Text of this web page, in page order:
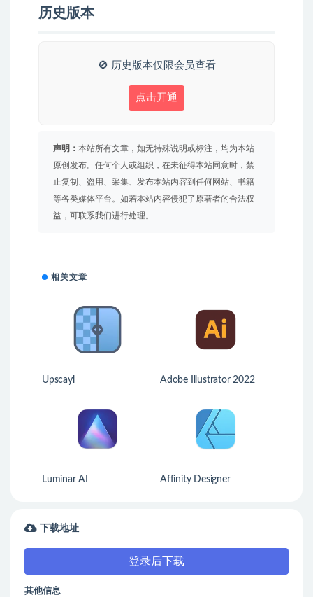
历史版本
🚫 历史版本仅限会员查看
点击开通
声明： 本站所有文章，如无特殊说明或标注，均为本站
原创发布。任何个人或组织，在未征得本站同意时，禁
止复制、盗用、采集、发布本站内容到任何网站、书籍
等各类媒体平台。如若本站内容侵犯了原著者的合法权
益，可联系我们进行处理。
相关文章
Upscayl Adobe Illustrator 2022
Luminar AI Affinity Designer
下载地址
登录后下载
其他信息